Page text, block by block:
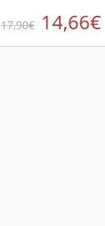
17,90€ 14,66€